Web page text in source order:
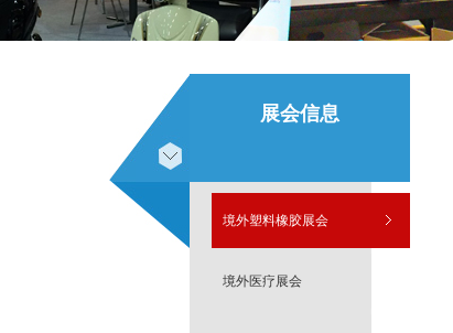
展会信息
境外塑料橡胶展会
境外医疗展会